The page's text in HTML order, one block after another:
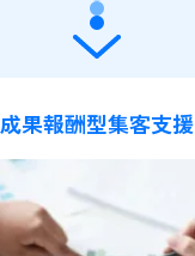
成果報酬型集客支援